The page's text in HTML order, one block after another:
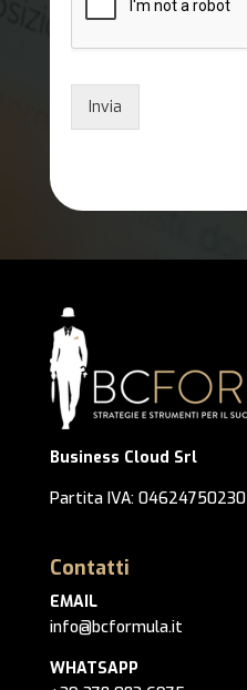
Invia
Business Cloud Srl
Partita IVA: 04624750230
Contatti
EMAIL
info@bcformula.it
WHATSAPP